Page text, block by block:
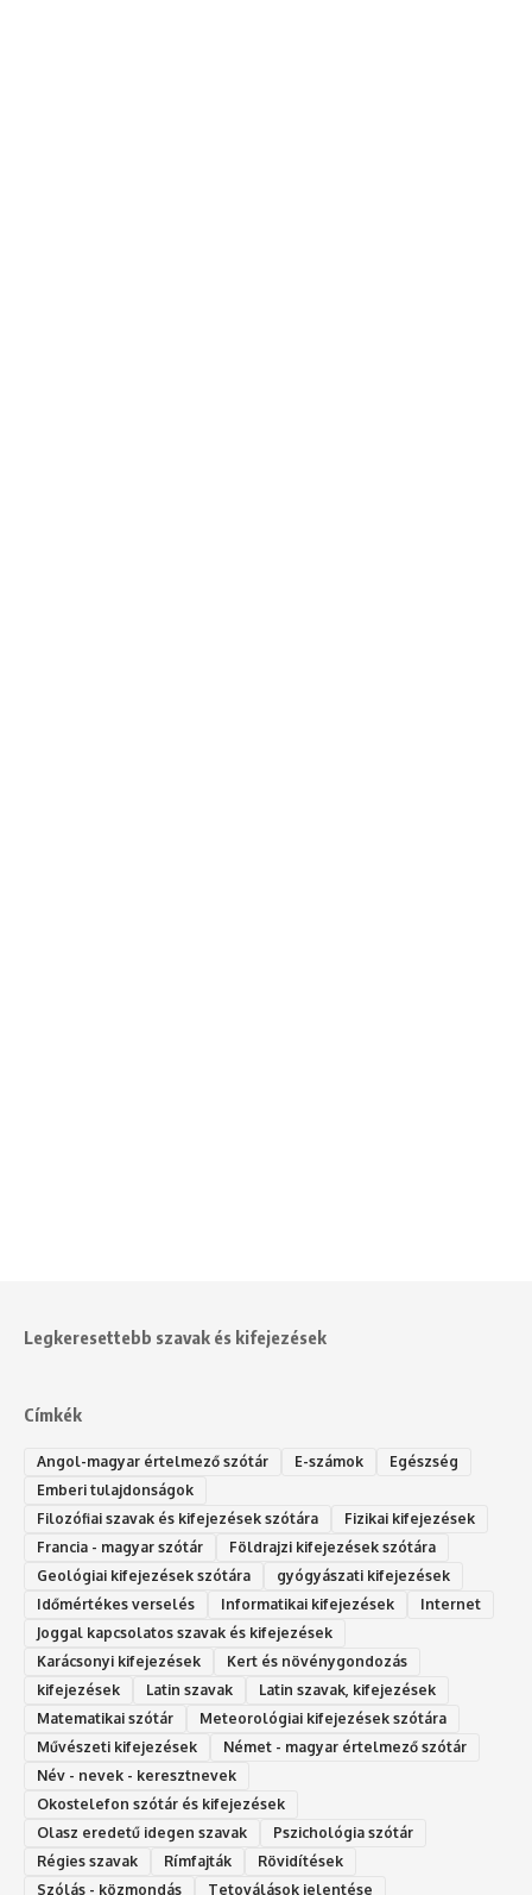
Legkeresettebb szavak és kifejezések
Címkék
Angol-magyar értelmező szótár E-számok
Egészség
Emberi tulajdonságok
Filozófiai szavak és kifejezések szótára
Fizikai kifejezések
Francia - magyar szótár
Földrajzi kifejezések szótára
Geológiai kifejezések szótára
gyógyászati kifejezések
Időmértékes verselés
Informatikai kifejezések
Internet
Joggal kapcsolatos szavak és kifejezések
Karácsonyi kifejezések
Kert és növénygondozás
kifejezések
Latin szavak
Latin szavak, kifejezések
Matematikai szótár
Meteorológiai kifejezések szótára
Művészeti kifejezések
Német - magyar értelmező szótár
Név - nevek - keresztnevek
Okostelefon szótár és kifejezések
Olasz eredetű idegen szavak
Ps‮gólohciz‬ia s‮átóz‬r
Régies szavak
Rímfajták
Rövidítések
Szólás - közmondás
Tetoválások jelentése